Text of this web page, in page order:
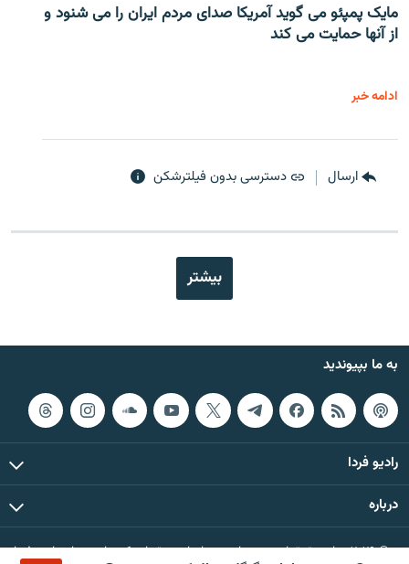
مایک پمپئو می گوید آمریکا صدای مردم ایران را می شنود و
از آنها حمایت می کند
ادامه خبر
ارسال دسترسی بدون فیلترشکن
بیشتر
به ما بپیوندید
رادیو فردا
درباره
© ۲۰۲۶ تمام حقوق این وب‌سایت، بر اساس مقررات کپی‌رایت، برای رادیو فردا